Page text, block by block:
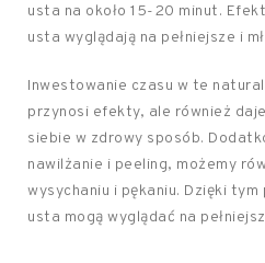
usta na około 15-20 minut.
usta wyglądają na pełniejsze i
Inwestowanie czasu w te
przynosi efekty, ale również
siebie w zdrowy sposób.
nawilżanie i peeling, możemy
wysychaniu i pękaniu. Dzięki
usta mogą wyglądać na